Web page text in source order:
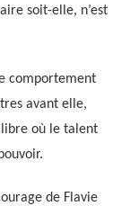
soit-elle, n’est
comportement
avant elle,
où le talent
de Flavie